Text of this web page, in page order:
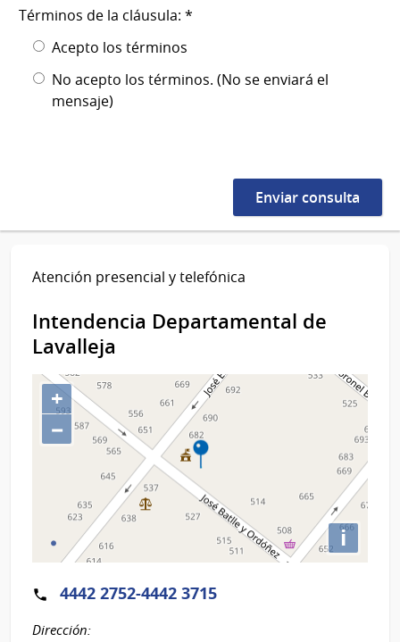
Términos de la cláusula: *
Acepto los términos
No acepto los términos. (No se enviará el
mensaje)
Atención presencial y telefónica
Intendencia Departamental de
Lavalleja
+
−
i
4442 2752-4442 3715
Dirección: